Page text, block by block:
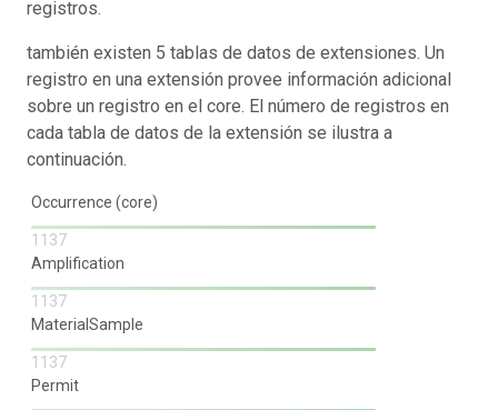
registros.
también existen 5 tablas de datos de extensiones. Un
registro en una extensión provee información adicional
sobre un registro en el core. El número de registros en
cada tabla de datos de la extensión se ilustra a
continuación.
Occurrence (core)
1137
Amplification
1137
MaterialSample
1137
Permit